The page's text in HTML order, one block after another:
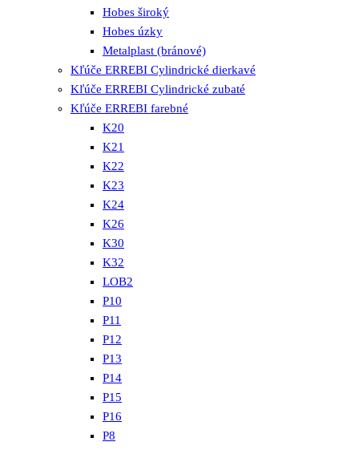
Hobes široký
Hobes úzky
Metalplast (bránové)
Kľúče ERREBI Cylindrické dierkavé
Kľúče ERREBI Cylindrické zubaté
Kľúče ERREBI farebné
K20
K21
K22
K23
K24
K26
K30
K32
LOB2
P10
P11
P12
P13
P14
P15
P16
P8